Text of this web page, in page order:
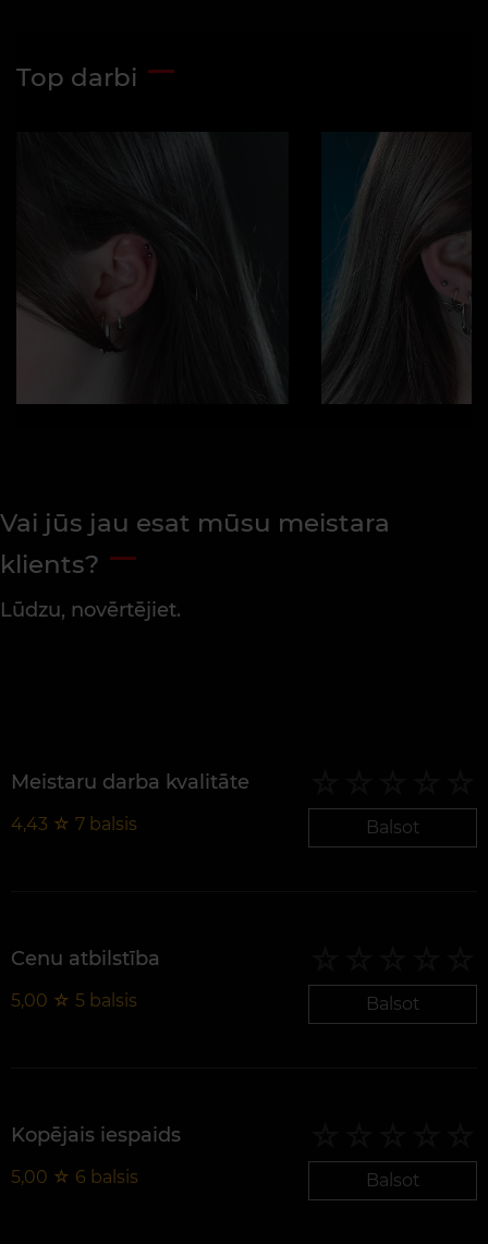
Top darbi
Vai jūs jau esat mūsu meistara
klients?
Lūdzu, novērtējiet.
Meistaru darba kvalitāte
4,43 ☆ 7 balsis Balsot
Cenu atbilstība
5,00 ☆ 5 balsis Balsot
Kopējais iespaids
5,00 ☆ 6 balsis Balsot